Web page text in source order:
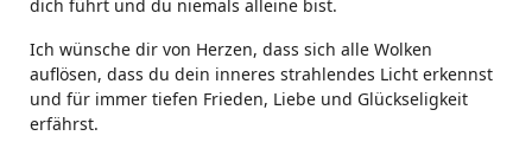
dich führt und du niemals alleine bist.
Ich wünsche dir von Herzen, dass sich alle Wolken
auflösen, dass du dein inneres strahlendes Licht erkennst
und für immer tiefen Frieden, Liebe und Glückseligkeit
erfährst.